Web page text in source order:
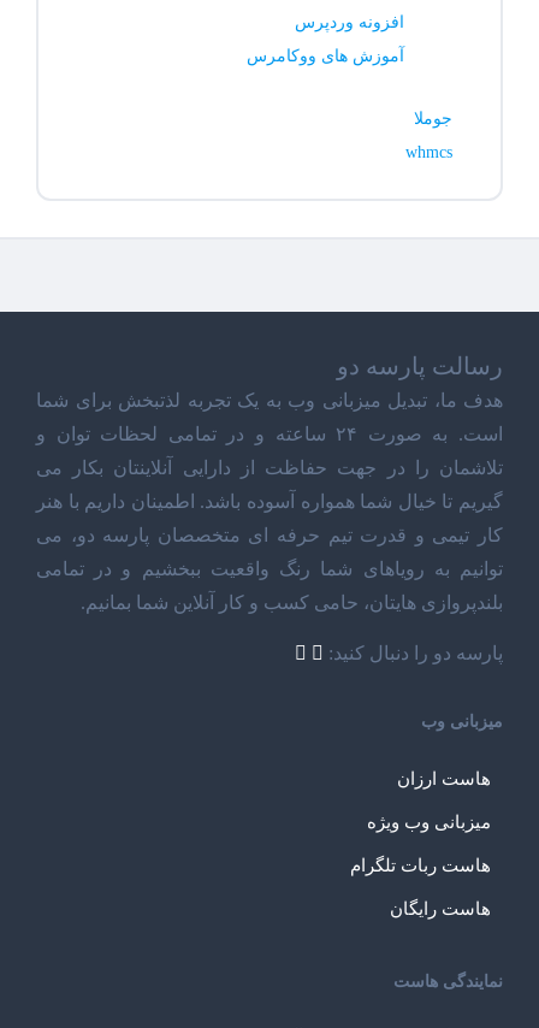
افزونه وردپرس
آموزش های ووکامرس
جوملا
whmcs
رسالت پارسه دو
هدف ما، تبدیل میزبانی وب به یک تجربه لذتبخش برای شما
است. به صورت ۲۴ ساعته و در تمامی لحظات توان و
تلاشمان را در جهت حفاظت از دارایی آنلاینتان بکار می
گیریم تا خیال شما همواره آسوده باشد. اطمینان داریم با هنر
کار تیمی و قدرت تیم حرفه ای متخصصان پارسه دو، می
توانیم به رویاهای شما رنگ واقعیت ببخشیم و در تمامی
بلندپروازی هایتان، حامی کسب و کار آنلاین شما بمانیم.
پارسه دو را دنبال کنید:
میزبانی وب
هاست ارزان
میزبانی وب ویژه
هاست ربات تلگرام
هاست رایگان
نمایندگی هاست